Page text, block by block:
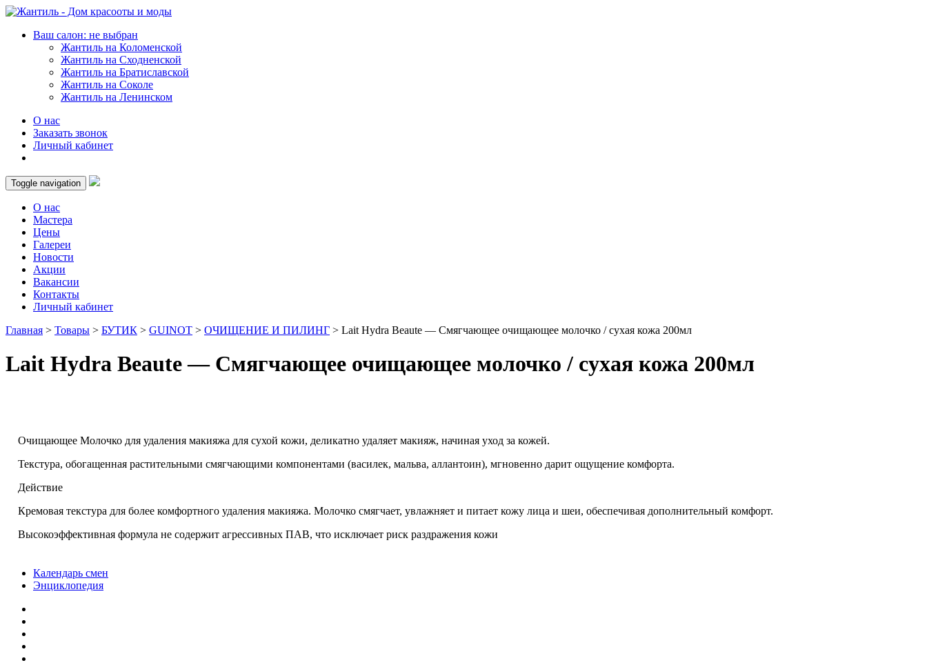
Ваш салон: не выбран
Жантиль на Коломенской
Жантиль на Сходненской
Жантиль на Братиславской
Жантиль на Соколе
Жантиль на Ленинском
О нас
Заказать звонок
Личный кабинет
Toggle navigation
О нас
Мастера
Цены
Галереи
Новости
Акции
Вакансии
Контакты
Личный кабинет
Главная > Товары > БУТИК > GUINOT > ОЧИЩЕНИЕ И ПИЛИНГ > Lait Hydra Beaute — Смягчающее очищающее молочко / сухая кожа 200мл
Lait Hydra Beaute — Смягчающее очищающее молочко / сухая кожа 200мл
Очищающее Молочко для удаления макияжа для сухой кожи, деликатно удаляет макияж, начиная уход за кожей.
Текстура, обогащенная растительными смягчающими компонентами (василек, мальва, аллантоин), мгновенно дарит ощущение комфорта.
Действие
Кремовая текстура для более комфортного удаления макияжа. Молочко смягчает, увлажняет и питает кожу лица и шеи, обеспечивая дополнительный комфорт.
Высокоэффективная формула не содержит агрессивных ПАВ, что исключает риск раздражения кожи
Календарь смен
Энциклопедия